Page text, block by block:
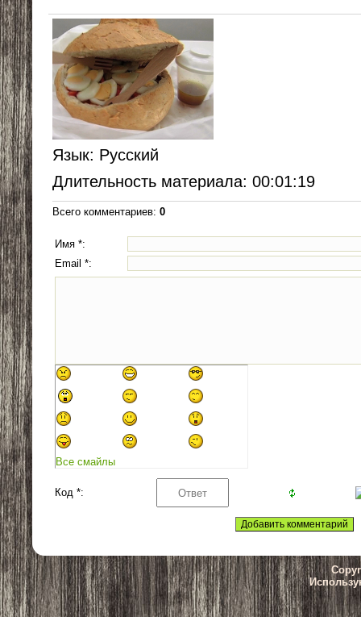
Язык: Русский
Длительность материала: 00:01:19
Всего комментариев: 0
Имя *:
Email *:
Все смайлы
Код *: